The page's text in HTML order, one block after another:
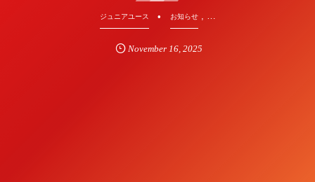
ジュニアユース お知らせ, …
November 16, 2025